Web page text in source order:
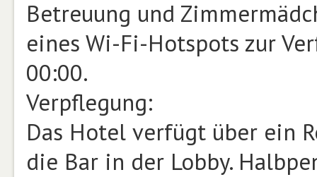
Betreuung und
eines Wi-Fi-Hotspots zur
00:00.
Verpflegung:
Das Hotel verfügt über ein
die Bar in der Lobby.